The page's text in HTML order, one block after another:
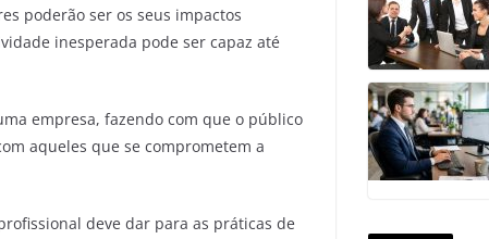
poderão ser os seus impactos
inesperada pode ser capaz até
empresa, fazendo com que o público
aqueles que se comprometem a
deve dar para as práticas de